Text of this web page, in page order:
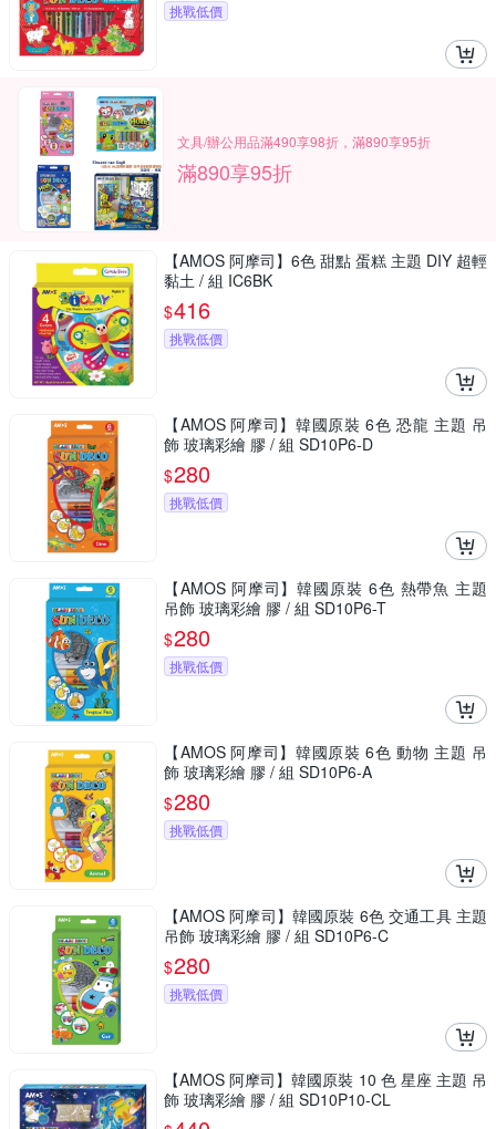
挑戰低價
文具/辦公用品滿490享98折，滿890享95折
滿890享95折
【AMOS 阿摩司】6色 甜點 蛋糕 主題 DIY 超輕
黏土 / 組 IC6BK
$416
挑戰低價
【AMOS 阿摩司】韓國原裝 6色 恐龍 主題 吊
飾 玻璃彩繪 膠 / 組 SD10P6-D
$280
挑戰低價
【AMOS 阿摩司】韓國原裝 6色 熱帶魚 主題
吊飾 玻璃彩繪 膠 / 組 SD10P6-T
$280
挑戰低價
【AMOS 阿摩司】韓國原裝 6色 動物 主題 吊
飾 玻璃彩繪 膠 / 組 SD10P6-A
$280
挑戰低價
【AMOS 阿摩司】韓國原裝 6色 交通工具 主題
吊飾 玻璃彩繪 膠 / 組 SD10P6-C
$280
挑戰低價
【AMOS 阿摩司】韓國原裝 10 色 星座 主題 吊
飾 玻璃彩繪 膠 / 組 SD10P10-CL